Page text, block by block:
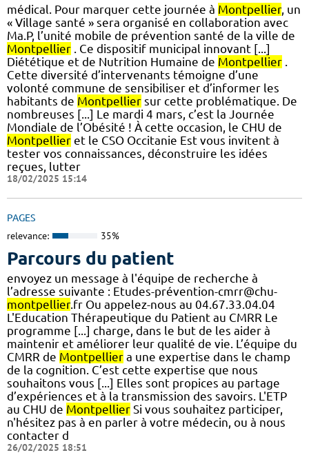
médical. Pour marquer cette journée à Montpellier, un
« Village santé » sera organisé en collaboration avec
Ma.P, l’unité mobile de prévention santé de la ville de
Montpellier . Ce dispositif municipal innovant [...]
Diététique et de Nutrition Humaine de Montpellier
Cette diversité d’intervenants témoigne d’une
volonté commune de sensibiliser et d’informer les
habitants de Montpellier sur cette problématique. De
nombreuses [...] Le mardi 4 mars, c’est la Journée
Mondiale de l’Obésité ! À cette occasion, le CHU de
Montpellier et le CSO Occitanie Est vous invitent à
tester vos connaissances, déconstruire les idées
reçues, lutter
18/02/2025 15:14
PAGES
relevance: 35%
Parcours du patient
envoyez un message à l'équipe de recherche à
l’adresse suivante : Etudes-prévention-cmrr@chu-
montpellier.fr Ou appelez-nous au 04.67.33.04.04
L'Education Thérapeutique du Patient au CMRR Le
programme [...] charge, dans le but de les aider à
maintenir et améliorer leur qualité de vie. L’équipe du
CMRR de Montpellier a une expertise dans le champ
de la cognition. C’est cette expertise que nous
souhaitons vous [...] Elles sont propices au partage
d’expériences et à la transmission des savoirs. L'ETP
au CHU de Montpellier Si vous souhaitez participer,
n'hésitez pas à en parler à votre médecin, ou à nous
contacter d
26/02/2025 18:51